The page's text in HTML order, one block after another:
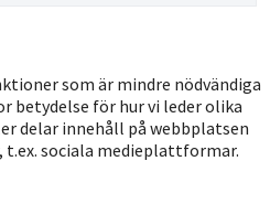
som är mindre nödvändiga
betydelse för hur vi leder olika
delar innehåll på webbplatsen
sociala medieplattformar.